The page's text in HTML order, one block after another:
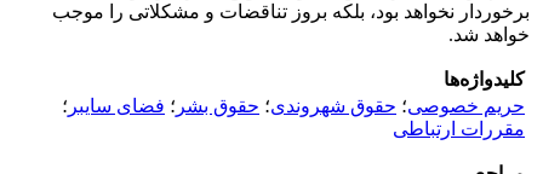
برخوردار نخواهد بود، بلکه بروز تناقضات و مشکلاتی را موجب
خواهد شد.
کلیدواژه‌ها
حریم خصوصی؛ حقوق شهروندی؛ حقوق بشر ؛ فضای سایبر ؛
مقررات ارتباطی